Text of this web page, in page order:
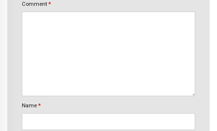
Comment *
Name *